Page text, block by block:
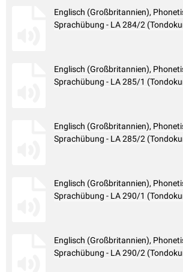
Englisch (Großbritannien),
Sprachübung - LA 284/2
Englisch (Großbritannien),
Sprachübung - LA 285/1
Englisch (Großbritannien),
Sprachübung - LA 285/2
Englisch (Großbritannien),
Sprachübung - LA 290/1
Englisch (Großbritannien),
Sprachübung - LA 290/2